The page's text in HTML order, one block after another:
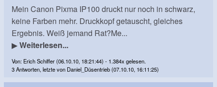
Mein Canon Pixma IP100 druckt nur noch in schwarz,
keine Farben mehr. Druckkopf getauscht, gleiches
Ergebnis. Weiß jemand Rat?Me...
▶Weiterlesen...
Von: Erich Schiffer (06.10.10, 18:21:44) - 1.384x gelesen.
3 Antworten, letzte von Daniel_Düsentrieb (07.10.10, 16:11:25)